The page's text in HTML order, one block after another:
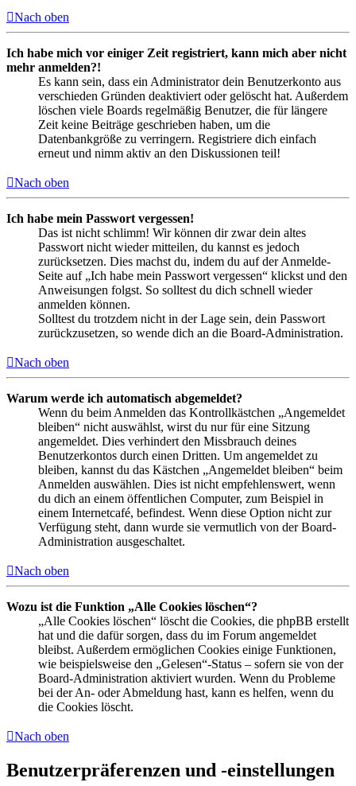
Nach oben
Ich habe mich vor einiger Zeit registriert, kann mich aber nicht
mehr anmelden?!
Es kann sein, dass ein Administrator dein Benutzerkonto aus
verschieden Gründen deaktiviert oder gelöscht hat. Außerdem
löschen viele Boards regelmäßig Benutzer, die für längere
Zeit keine Beiträge geschrieben haben, um die
Datenbankgröße zu verringern. Registriere dich einfach
erneut und nimm aktiv an den Diskussionen teil!
Nach oben
Ich habe mein Passwort vergessen!
Das ist nicht schlimm! Wir können dir zwar dein altes
Passwort nicht wieder mitteilen, du kannst es jedoch
zurücksetzen. Dies machst du, indem du auf der Anmelde-
Seite auf „Ich habe mein Passwort vergessen“ klickst und den
Anweisungen folgst. So solltest du dich schnell wieder
anmelden können.
Solltest du trotzdem nicht in der Lage sein, dein Passwort
zurückzusetzen, so wende dich an die Board-Administration.
Nach oben
Warum werde ich automatisch abgemeldet?
Wenn du beim Anmelden das Kontrollkästchen „Angemeldet
bleiben“ nicht auswählst, wirst du nur für eine Sitzung
angemeldet. Dies verhindert den Missbrauch deines
Benutzerkontos durch einen Dritten. Um angemeldet zu
bleiben, kannst du das Kästchen „Angemeldet bleiben“ beim
Anmelden auswählen. Dies ist nicht empfehlenswert, wenn
du dich an einem öffentlichen Computer, zum Beispiel in
einem Internetcafé, befindest. Wenn diese Option nicht zur
Verfügung steht, dann wurde sie vermutlich von der Board-
Administration ausgeschaltet.
Nach oben
Wozu ist die Funktion „Alle Cookies löschen“?
„Alle Cookies löschen“ löscht die Cookies, die phpBB erstellt
hat und die dafür sorgen, dass du im Forum angemeldet
bleibst. Außerdem ermöglichen Cookies einige Funktionen,
wie beispielsweise den „Gelesen“-Status – sofern sie von der
Board-Administration aktiviert wurden. Wenn du Probleme
bei der An- oder Abmeldung hast, kann es helfen, wenn du
die Cookies löscht.
Nach oben
Benutzerpräferenzen und -einstellungen